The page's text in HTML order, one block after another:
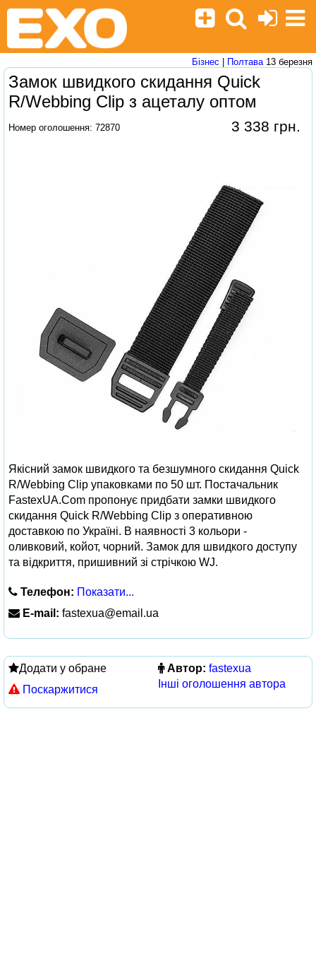
Бізнес Полтава13 березня
Замок швидкого скидання Quick
R/Webbing Clip з ацеталу оптом
Номер оголошення: 72870 3 338 грн.
Якісний замок швидкого та безшумного скидання Quick
R/Webbing Clip упаковками по 50 шт. Постачальник
FastexUA.Com пропонує придбати замки швидкого
скидання Quick R/Webbing Clip з оперативною
доставкою по Україні. В наявності 3 кольори -
оливковий, койот, чорний. Замок для швидкого доступу
та відкриття, пришивний зі стрічкою WJ.
Телефон: Показати...
E-mail: fastexua@email.ua
Додати у обране
Поскаржитися
Автор: fastexua
Інші оголошення автора